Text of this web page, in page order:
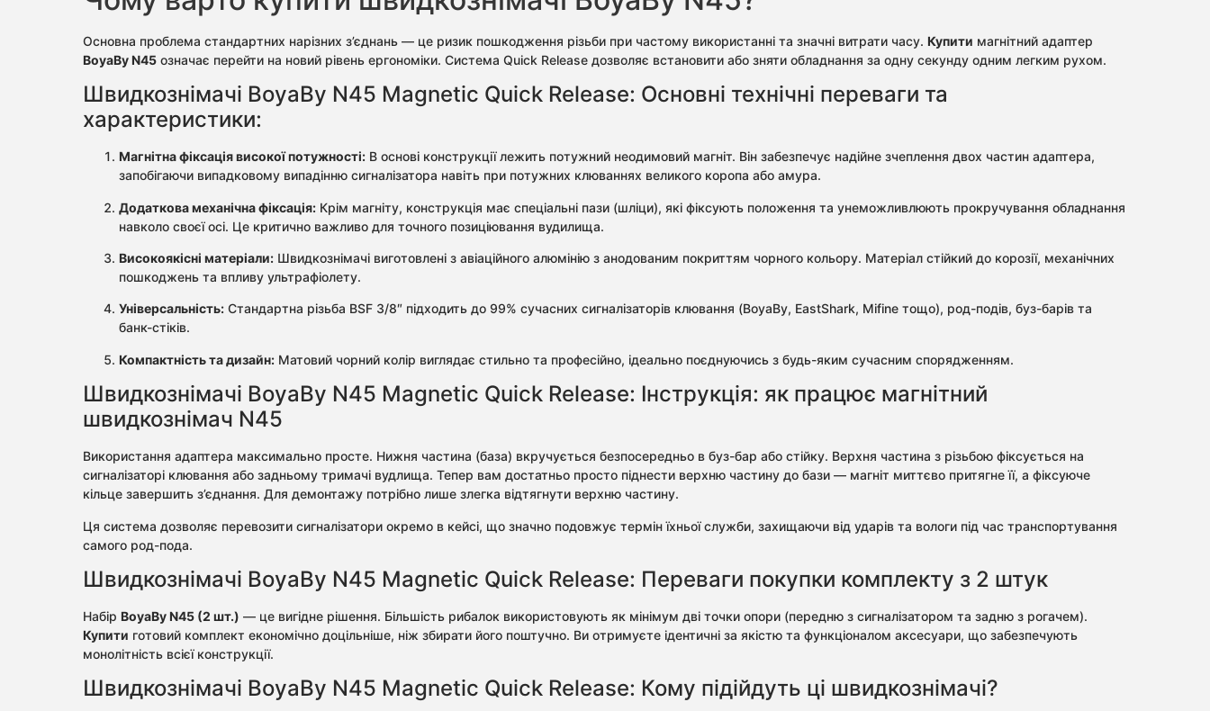
Основна проблема стандартних нарізних з’єднань — це ризик пошкодження різьби при частому використанні та значні витрати часу. Купити магнітний адаптер
BoyaBy N45 означає перейти на новий рівень ергономіки. Система Quick Release дозволяє встановити або зняти обладнання за одну секунду одним легким рухом.
Швидкознімачі BoyaBy N45 Magnetic Quick Release: Основні технічні переваги та
характеристики:
Магнітна фіксація високої потужності: В основі конструкції лежить потужний неодимовий магніт. Він забезпечує надійне зчеплення двох частин адаптера,
запобігаючи випадковому випадінню сигналізатора навіть при потужних клюваннях великого коропа або амура.
Додаткова механічна фіксація: Крім магніту, конструкція має спеціальні пази (шліци), які фіксують положення та унеможливлюють прокручування обладнання
навколо своєї осі. Це критично важливо для точного позиціювання вудилища.
Високоякісні матеріали: Швидкознімачі виготовлені з авіаційного алюмінію з анодованим покриттям чорного кольору. Матеріал стійкий до корозії, механічних
пошкоджень та впливу ультрафіолету.
Універсальність: Стандартна різьба BSF 3/8″ підходить до 99% сучасних сигналізаторів клювання (BoyaBy, EastShark, Mifine тощо), род-подів, буз-барів та
банк-стіків.
Компактність та дизайн: Матовий чорний колір виглядає стильно та професійно, ідеально поєднуючись з будь-яким сучасним спорядженням.
Швидкознімачі BoyaBy N45 Magnetic Quick Release: Інструкція: як працює магнітний
швидкознімач N45
Використання адаптера максимально просте. Нижня частина (база) вкручується безпосередньо в буз-бар або стійку. Верхня частина з різьбою фіксується на
сигналізаторі клювання або задньому тримачі вудлища. Тепер вам достатньо просто піднести верхню частину до бази — магніт миттєво притягне її, а фіксуюче
кільце завершить з’єднання. Для демонтажу потрібно лише злегка відтягнути верхню частину.
Ця система дозволяє перевозити сигналізатори окремо в кейсі, що значно подовжує термін їхньої служби, захищаючи від ударів та вологи під час транспортування
самого род-пода.
Швидкознімачі BoyaBy N45 Magnetic Quick Release: Переваги покупки комплекту з 2 штук
Набір BoyaBy N45 (2 шт.) — це вигідне рішення. Більшість рибалок використовують як мінімум дві точки опори (передню з сигналізатором та задню з рогачем).
Купити готовий комплект економічно доцільніше, ніж збирати його поштучно. Ви отримуєте ідентичні за якістю та функціоналом аксесуари, що забезпечують
монолітність всієї конструкції.
Швидкознімачі BoyaBy N45 Magnetic Quick Release: Кому підійдуть ці швидкознімачі?